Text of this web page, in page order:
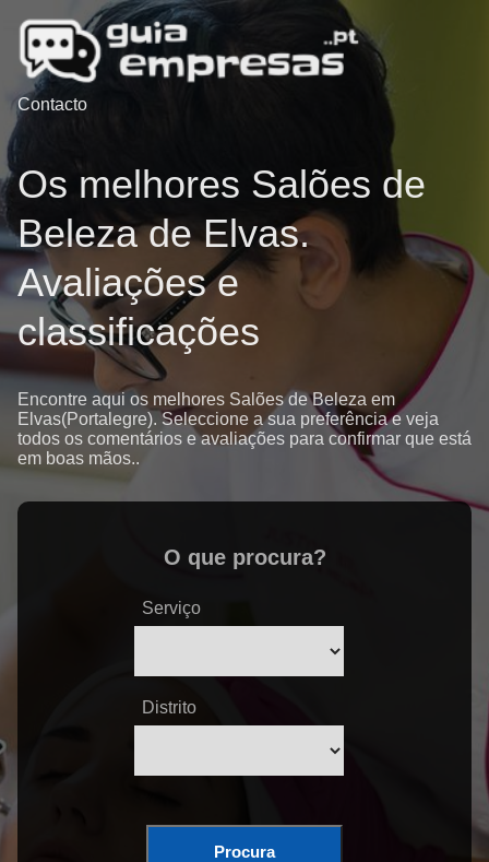
Contacto
Os melhores Salões de
Beleza de Elvas.
Avaliações e
classificações
Encontre aqui os melhores Salões de Beleza em
Elvas(Portalegre). Seleccione a sua preferência e veja
todos os comentários e avaliações para confirmar que está
em boas mãos..
O que procura?
Serviço
Distrito
Procura